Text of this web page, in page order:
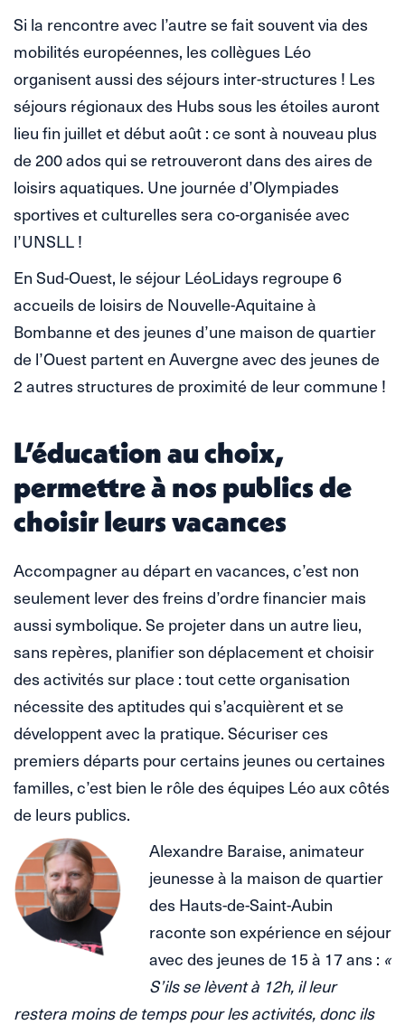
Si la rencontre avec l’autre se fait souvent via des
mobilités européennes, les collègues Léo
organisent aussi des séjours inter-structures ! Les
séjours régionaux des Hubs sous les étoiles auront
lieu fin juillet et début août : ce sont à nouveau plus
de 200 ados qui se retrouveront dans des aires de
loisirs aquatiques. Une journée d’Olympiades
sportives et culturelles sera co-organisée avec
l’UNSLL !
En Sud-Ouest, le séjour LéoLidays regroupe 6
accueils de loisirs de Nouvelle-Aquitaine à
Bombanne et des jeunes d’une maison de quartier
de l’Ouest partent en Auvergne avec des jeunes de
2 autres structures de proximité de leur commune !
L’éducation au choix,
permettre à nos publics de
choisir leurs vacances
Accompagner au départ en vacances, c’est non
seulement lever des freins d’ordre financier mais
aussi symbolique. Se projeter dans un autre lieu,
sans repères, planifier son déplacement et choisir
des activités sur place : tout cette organisation
nécessite des aptitudes qui s’acquièrent et se
développent avec la pratique. Sécuriser ces
premiers départs pour certains jeunes ou certaines
familles, c’est bien le rôle des équipes Léo aux côtés
de leurs publics.
Alexandre Baraise, animateur
jeunesse à la maison de quartier
des Hauts-de-Saint-Aubin
raconte son expérience en séjour
avec des jeunes de 15 à 17 ans : «
S’ils se lèvent à 12h, il leur
restera moins de temps pour les activités, donc ils